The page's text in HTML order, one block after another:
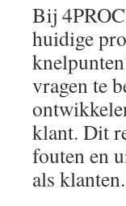
Bij
huidige
vragen te
klant. Dit
fouten en
als klanten.